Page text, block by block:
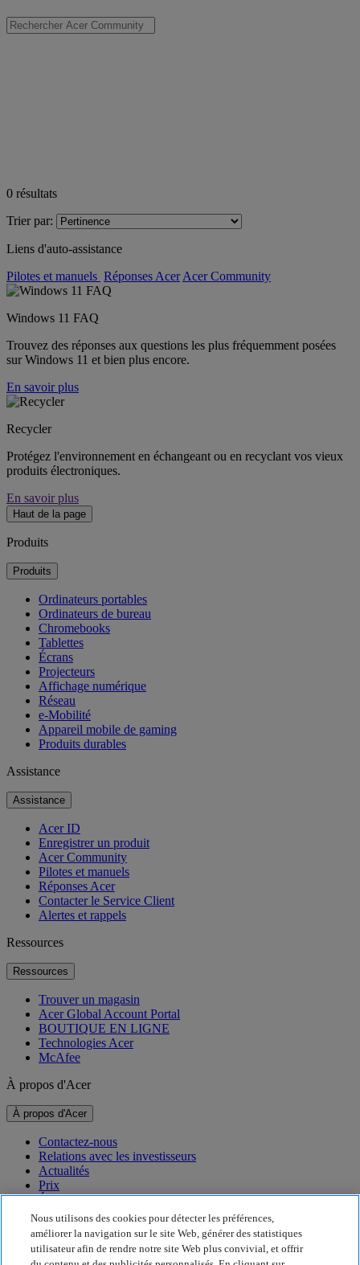
0 résultats
Trier par:
Liens d'auto-assistance
Pilotes et manuels Réponses Acer Acer Community
Windows 11 FAQ
Trouvez des réponses aux questions les plus fréquemment posées
sur Windows 11 et bien plus encore.
En savoir plus
Recycler
Protégez l'environnement en échangeant ou en recyclant vos vieux
produits électroniques.
En savoir plus
Haut de la page
Produits
Produits
Ordinateurs portables
Ordinateurs de bureau
Chromebooks
Tablettes
Écrans
Projecteurs
Affichage numérique
Réseau
e-Mobilité
Appareil mobile de gaming
Produits durables
Assistance
Assistance
Acer ID
Enregistrer un produit
Acer Community
Pilotes et manuels
Réponses Acer
Contacter le Service Client
Alertes et rappels
Ressources
Ressources
Trouver un magasin
Acer Global Account Portal
BOUTIQUE EN LIGNE
Technologies Acer
McAfee
À propos d'Acer
À propos d'Acer
Contactez-nous
Relations avec les investisseurs
Actualités
Prix
Événements
Développement durable
Développement durable
Nous utilisons des cookies pour détecter les préférences,
améliorer la navigation sur le site Web, générer des statistiques
utilisateur afin de rendre notre site Web plus convivial, et offrir